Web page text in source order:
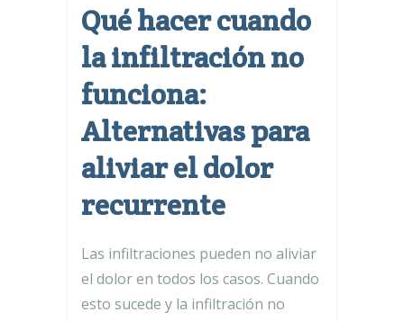
Qué hacer cuando
la infiltración no
funciona:
Alternativas para
aliviar el dolor
recurrente
Las infiltraciones pueden no aliviar
el dolor en todos los casos. Cuando
esto sucede y la infiltración no